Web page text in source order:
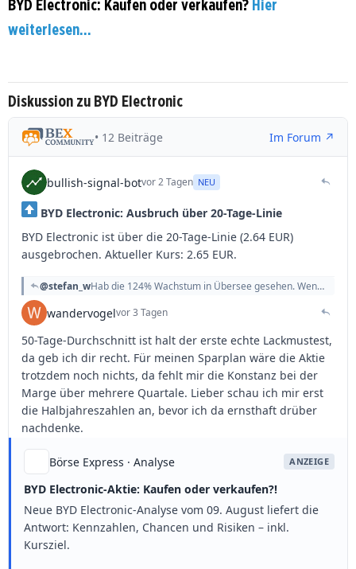
BYD Electronic: Kaufen oder verkaufen? Hier
weiterlesen...
Diskussion zu BYD Electronic